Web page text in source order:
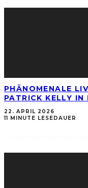
PHÄNOMENALE
PATRICK KELLY
22. APRIL 2026
11 MINUTE LESEDAUER